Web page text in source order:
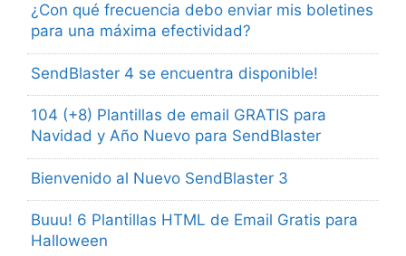
¿Con qué frecuencia debo enviar mis boletines
para una máxima efectividad?
SendBlaster 4 se encuentra disponible!
104 (+8) Plantillas de email GRATIS para
Navidad y Año Nuevo para SendBlaster
Bienvenido al Nuevo SendBlaster 3
Buuu! 6 Plantillas HTML de Email Gratis para
Halloween